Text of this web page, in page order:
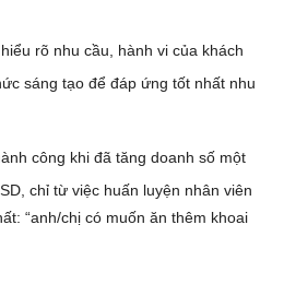
rõ nhu cầu, hành vi của khách
sáng tạo để đáp ứng tốt nhất nhu
công khi đã tăng doanh số một
chỉ từ việc huấn luyện nhân viên
“anh/chị có muốn ăn thêm khoai